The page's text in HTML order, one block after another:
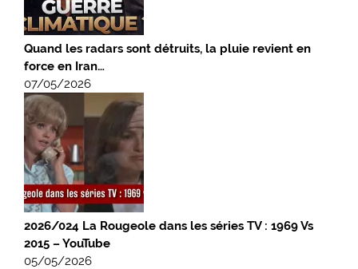
Quand les radars sont détruits, la pluie revient en
force en Iran…
07/05/2026
2026/024 La Rougeole dans les séries TV : 1969 Vs
2015 – YouTube
05/05/2026